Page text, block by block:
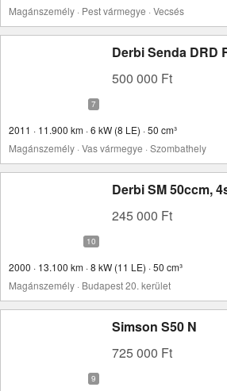
Magánszemély · Pest vármegye · Vecsés
Derbi Senda DRD
500 000 Ft
2011 · 11.900 km · 6 kW (8 LE) · 50 cm³
Magánszemély · Vas vármegye · Szombathely
Derbi SM 50ccm,
245 000 Ft
2000 · 13.100 km · 8 kW (11 LE) · 50 cm³
Magánszemély · Budapest 20. kerület
Simson S50 N
725 000 Ft